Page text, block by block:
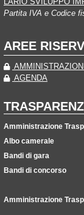
Partita IVA e Codice
AREE
AGENDA
Amministrazione
Albo camerale
Bandi di gara
Bandi di concorso
Amministrazione